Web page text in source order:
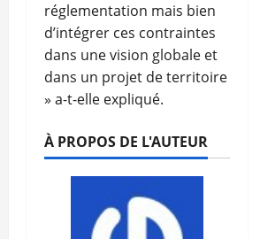
réglementation mais bien
d’intégrer ces contraintes
dans une vision globale et
dans un projet de territoire
» a-t-elle expliqué.
À PROPOS DE L'AUTEUR